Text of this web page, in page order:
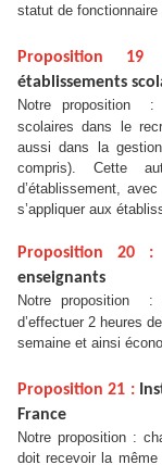
statut de
Proposition 19
établissements
Notre proposition
:
scolaires dans le
aussi dans la
compris). Cette
d’établissement,
s’appliquer aux
Proposition 20 :
enseignants
Notre proposition
:
d’effectuer 2 heures
semaine et ainsi
Proposition 21 :
France
Notre proposition :
doit recevoir la